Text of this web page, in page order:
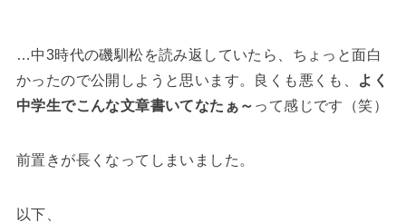
…中3時代の磯馴松を読み返していたら、ちょっと面白
かったので公開しようと思います。良くも悪くも、
よく
中学生でこんな文章書いてなたぁ～ って感じです（笑）
前置きが長くなってしまいました。
以下、